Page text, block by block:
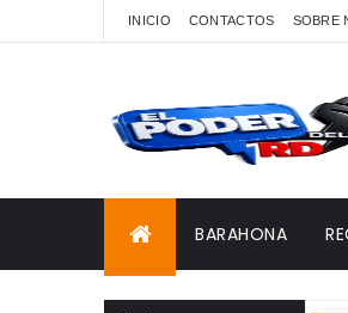
INICIO CONTACTOS SOBRE
BARAHONA